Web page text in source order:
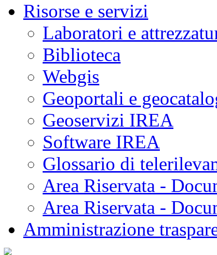
Risorse e servizi
Laboratori e
Biblioteca
Webgis
Geoportali e
Geoservizi IREA
Software IREA
Glossario di
Area Riservata -
Area Riservata -
Amministrazione